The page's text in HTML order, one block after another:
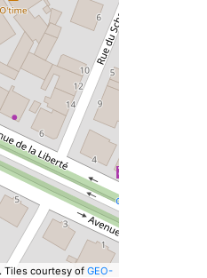
Tiles courtesy of GEO-